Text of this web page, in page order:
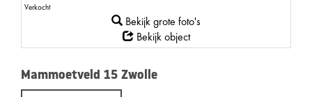
Verkocht
Bekijk grote foto's
Bekijk object
Mammoetveld 15 Zwolle